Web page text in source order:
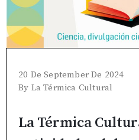
20 De September De 2024
By La Térmica Cultural
La Térmica